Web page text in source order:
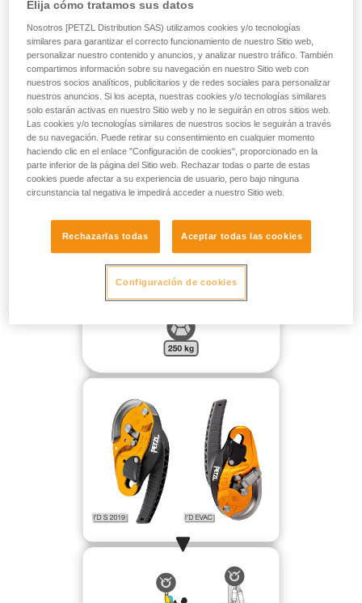
Manipulación por dos operadores (únicamente con el
I’D antes de 2019).
En las situaciones más críticas, es necesario utilizar
conjuntamente estas tres técnicas.
PARA UNA MASA DE HASTA 250 KG TOTALMENTE EN EL
VACÍO SIN PUNTO DE REENVÍO:
Elija cómo tratamos sus datos
Nosotros [PETZL Distribution SAS) utilizamos cookies y/o tecnologías
similares para garantizar el correcto funcionamiento de nuestro Sitio web,
personalizar nuestro contenido y anuncios, y analizar nuestro tráfico. También
compartimos información sobre su navegación en nuestro Sitio web con
nuestros socios analíticos, publicitarios y de redes sociales para personalizar
nuestros anuncios. Si los acepta, nuestras cookies y/o tecnologías similares
solo estarán activas en nuestro Sitio web y no le seguirán en otros sitios web.
Las cookies y/o tecnologías similares de nuestros socios le seguirán a través
de su navegación. Puede retirar su consentimiento en cualquier momento
haciendo clic en el enlace "Configuración de cookies", proporcionado en la
parte inferior de la página del Sitio web. Rechazar todas o parte de estas
cookies puede afectar a su experiencia de usuario, pero bajo ninguna
circunstancia tal negativa le impedirá acceder a nuestro Sitio web.
Rechazarlas todas Aceptar todas las cookies
Configuración de cookies